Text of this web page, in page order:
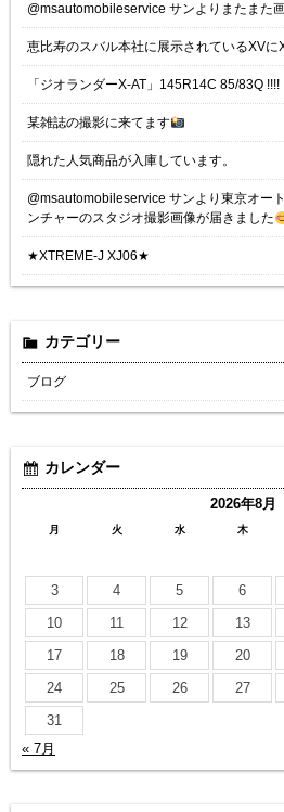
@msautomobileservice サンよりまたまた
恵比寿のスバル本社に展示されているXV
「ジオランダーX-AT」145R14C 85/83Q !!!!
某雑誌の撮影に来てます
隠れた人気商品が入庫しています。
@msautomobileservice サンより東京オー
ンチャーのスタジオ撮影画像が届きました
★XTREME-J XJ06★
カテゴリー
ブログ
カレンダー
2026年8月
月 火 水 木
3
4 5 6
10
11 12 13
17
18 19 20
24
25 26 27
31
« 7月